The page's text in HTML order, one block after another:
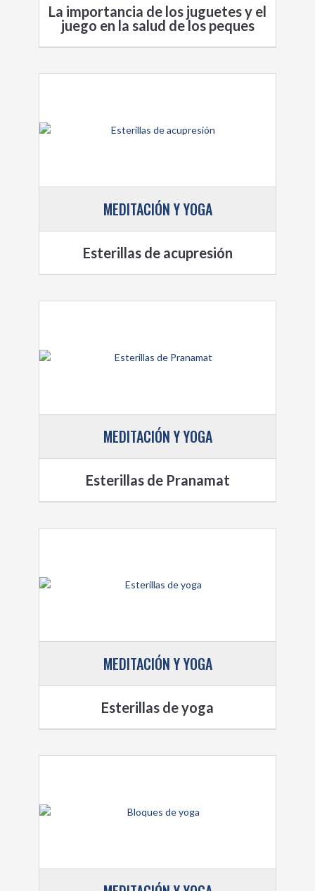
La importancia de los juguetes y el
juego en la salud de los peques
MEDITACIÓN Y YOGA
Esterillas de acupresión
MEDITACIÓN Y YOGA
Esterillas de Pranamat
MEDITACIÓN Y YOGA
Esterillas de yoga